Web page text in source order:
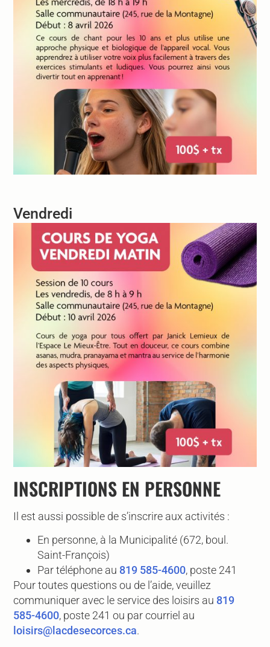
Vendredi
INSCRIPTIONS EN PERSONNE
Il est aussi possible de s’inscrire aux activités :
En personne, à la Municipalité (672, boul.
Saint-François)
Par téléphone au 819 585-4600, poste 241
Pour toutes questions ou de l’aide, veuillez
communiquer avec le service des loisirs au 819
585-4600, poste 241 ou par courriel au
loisirs@lacdesecorces.ca.